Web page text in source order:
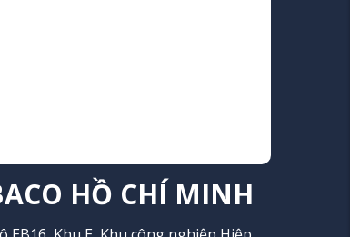
HỒ CHÍ MINH